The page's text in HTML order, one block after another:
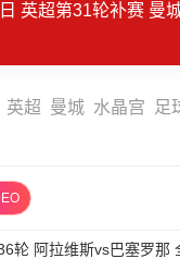
英超第31轮补赛 曼
英超 曼城 水晶宫 足
轮 阿拉维斯vs巴塞罗那